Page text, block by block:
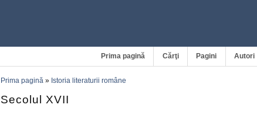
Prima pagină Cărţi Pagini Autori
Prima pagină » Istoria literaturii române
Secolul XVII